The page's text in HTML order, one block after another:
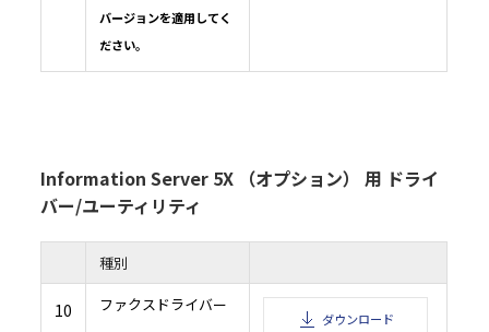
バージョンを適用してく
ださい。
Information Server 5X （オプション） 用 ドライ
バー/ユーティリティ
種別
10 ファクスドライバー
ダウンロード